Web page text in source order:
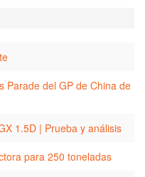
Parade del GP de China de
1.5D | Prueba y análisis
para 250 toneladas